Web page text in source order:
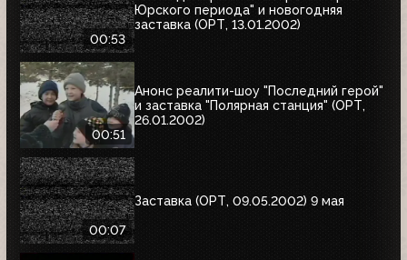
00:53
Юрского периода" и новогодняя
заставка (ОРТ, 13.01.2002)
00:51
Анонс реалити-шоу "Последний герой"
и заставка "Полярная станция" (ОРТ,
26.01.2002)
00:07
Заставка (ОРТ, 09.05.2002) 9 мая